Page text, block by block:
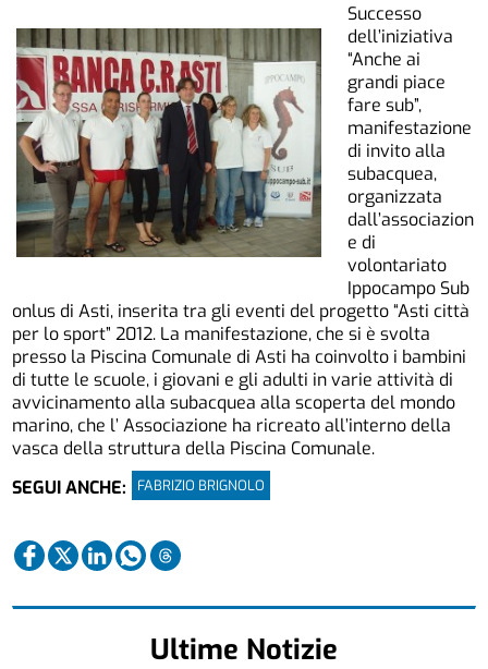
Successo
dell’iniziativa
“Anche ai
grandi piace
fare sub”,
manifestazione
di invito alla
subacquea,
organizzata
dall’associazion
e di
volontariato
Ippocampo Sub
onlus di Asti, inserita tra gli eventi del progetto “Asti città
per lo sport” 2012. La manifestazione, che si è svolta
presso la Piscina Comunale di Asti ha coinvolto i bambini
di tutte le scuole, i giovani e gli adulti in varie attività di
avvicinamento alla subacquea alla scoperta del mondo
marino, che l’ Associazione ha ricreato all’interno della
vasca della struttura della Piscina Comunale.
SEGUI ANCHE:
FABRIZIO BRIGNOLO
Ultime Notizie